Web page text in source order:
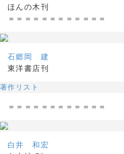
ほんの木刊
＝＝＝＝＝＝＝＝＝＝＝＝
石郷岡 建
東洋書店刊
著作リスト
＝＝＝＝＝＝＝＝＝＝＝＝
白井 和宏